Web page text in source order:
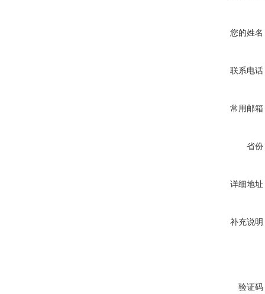
您的姓名
联系电话
常用邮箱
省份
详细地址
补充说明
验证码